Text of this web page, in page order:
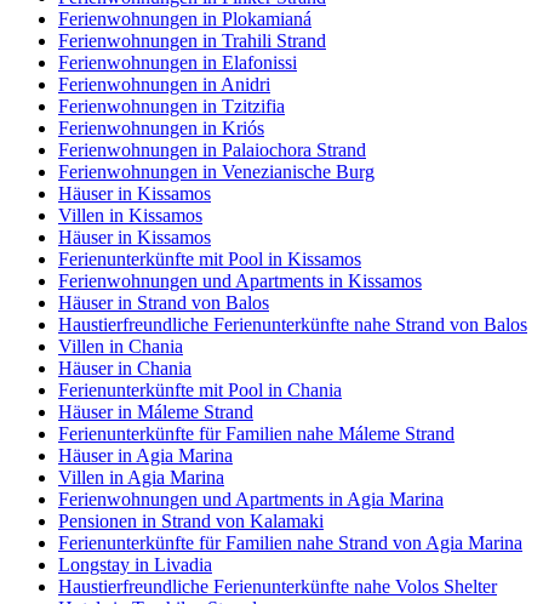
Ferienwohnungen in Plokamianá
Ferienwohnungen in Trahili Strand
Ferienwohnungen in Elafonissi
Ferienwohnungen in Anidri
Ferienwohnungen in Tzitzifia
Ferienwohnungen in Kriós
Ferienwohnungen in Palaiochora Strand
Ferienwohnungen in Venezianische Burg
Häuser in Kissamos
Villen in Kissamos
Häuser in Kissamos
Ferienunterkünfte mit Pool in Kissamos
Ferienwohnungen und Apartments in Kissamos
Häuser in Strand von Balos
Haustierfreundliche Ferienunterkünfte nahe Strand von Balos
Villen in Chania
Häuser in Chania
Ferienunterkünfte mit Pool in Chania
Häuser in Máleme Strand
Ferienunterkünfte für Familien nahe Máleme Strand
Häuser in Agia Marina
Villen in Agia Marina
Ferienwohnungen und Apartments in Agia Marina
Pensionen in Strand von Kalamaki
Ferienunterkünfte für Familien nahe Strand von Agia Marina
Longstay in Livadia
Haustierfreundliche Ferienunterkünfte nahe Volos Shelter